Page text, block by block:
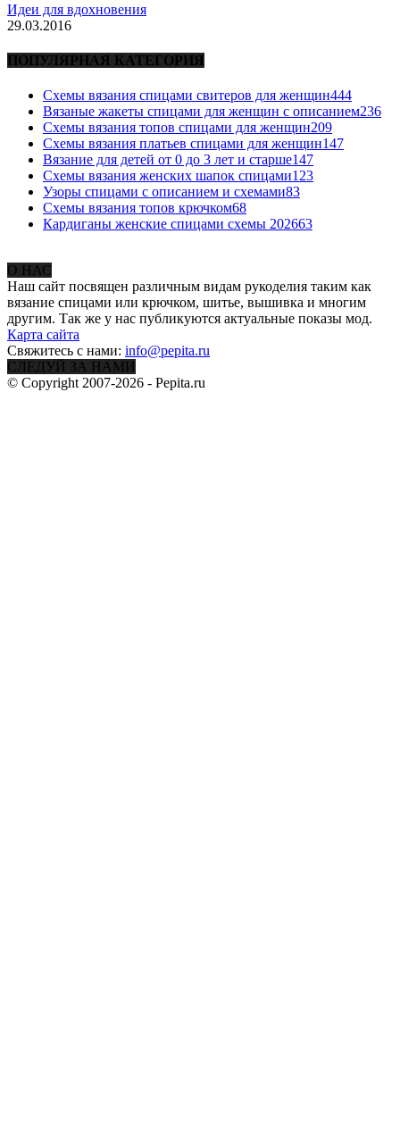
Идеи для вдохновения
29.03.2016
ПОПУЛЯРНАЯ КАТЕГОРИЯ
Схемы вязания спицами свитеров для женщин444
Вязаные жакеты спицами для женщин с описанием236
Схемы вязания топов спицами для женщин209
Схемы вязания платьев спицами для женщин147
Вязание для детей от 0 до 3 лет и старше147
Схемы вязания женских шапок спицами123
Узоры спицами с описанием и схемами83
Схемы вязания топов крючком68
Кардиганы женские спицами схемы 202663
О НАС
Наш сайт посвящен различным видам рукоделия таким как
вязание спицами или крючком, шитье, вышивка и многим
другим. Так же у нас публикуются актуальные показы мод.
Карта сайта
Свяжитесь с нами: info@pepita.ru
СЛЕДУЙ ЗА НАМИ
© Copyright 2007-2026 - Pepita.ru